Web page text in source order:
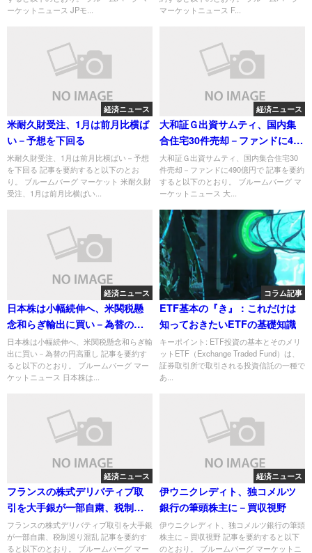
ーケットニュース JPモ...
マーケットニュース F...
経済ニュース
米耐久財受注、1月は前月比横ば
い－予想を下回る
米耐久財受注、1月は前月比横ばい－予想
を下回る 記事を要約すると以下のとお
り。 ブルームバーグ マーケット 米耐久財
受注、1月は前月比横ばい...
経済ニュース
大和証Ｇ出資サムティ、国内集
合住宅30件売却－ファンドに490
億円で
大和証Ｇ出資サムティ、国内集合住宅30
件売却－ファンドに490億円で 記事を要約
すると以下のとおり。 ブルームバーグ マ
ーケットニュース 大...
経済ニュース
日本株は小幅続伸へ、米関税懸
念和らぎ輸出に買い－為替の円
高重し
日本株は小幅続伸へ、米関税懸念和らぎ輸
出に買い－為替の円高重し 記事を要約す
ると以下のとおり。 ブルームバーグ マー
ケットニュース 日本株は...
コラム記事
ETF基本の『き』：これだけは
知っておきたいETFの基礎知識
キーポイント: ETF投資の基本とそのメリ
ットETF（Exchange Traded Fund）は、
証券取引所で取引される投資信託の一種で
あ...
経済ニュース
フランスの株式デリバティブ取
引を大手銀が一部自粛、税制巡
り混乱
フランスの株式デリバティブ取引を大手銀
が一部自粛、税制巡り混乱 記事を要約す
ると以下のとおり。 ブルームバーグ マー
経済ニュース
伊ウニクレディト、独コメルツ
銀行の筆頭株主に－買収視野
伊ウニクレディト、独コメルツ銀行の筆頭
株主に－買収視野 記事を要約すると以下
のとおり。 ブルームバーグ マーケットニ